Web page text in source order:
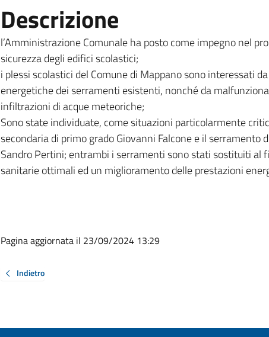
Descrizione
l’Amministrazione Comunale ha posto come impegno nel
sicurezza degli edifici scolastici;
i plessi scolastici del Comune di Mappano sono interessati
energetiche dei serramenti esistenti, nonché da
infiltrazioni di acque meteoriche;
Sono state individuate, come situazioni particolarmente
secondaria di primo grado Giovanni Falcone e il serramento
Sandro Pertini; entrambi i serramenti sono stati sostituiti al
sanitarie ottimali ed un miglioramento delle prestazioni
Pagina aggiornata il 23/09/2024 13:29
Indietro